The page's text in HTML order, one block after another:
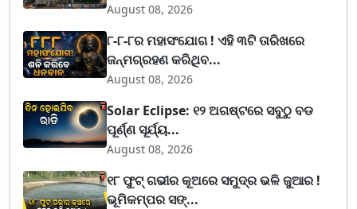
August 08, 2026
୮-୮-୮ର ମହାସଂଯୋଗ ! ଏହି ୩ଟି ତାରିଖରେ
ଜନ୍ମଗ୍ରହଣ କରିଥିବ...
August 08, 2026
Solar Eclipse: ୧୨ ଅଗଷ୍ଟରେ ସବୁଠୁ ବଡ
ପୂର୍ଣ୍ଣ ସୂର୍ଯ୍ୟ...
August 08, 2026
୧୮ ଫୁଟ୍ ଗଭୀର କୂଅରେ ସମୁଦ୍ର ଭଳି ଜୁଆର !
ଭୂମିକମ୍ପର ସଙ୍...